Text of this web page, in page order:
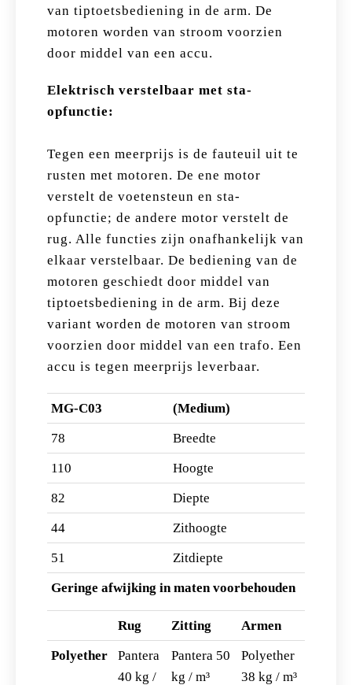
van tiptoetsbediening in de arm. De
motoren worden van stroom voorzien
door middel van een accu.
Elektrisch verstelbaar met sta-
opfunctie:
Tegen een meerprijs is de fauteuil uit te
rusten met motoren. De ene motor
verstelt de voetensteun en sta-
opfunctie; de andere motor verstelt de
rug. Alle functies zijn onafhankelijk van
elkaar verstelbaar. De bediening van de
motoren geschiedt door middel van
tiptoetsbediening in de arm. Bij deze
variant worden de motoren van stroom
voorzien door middel van een trafo. Een
accu is tegen meerprijs leverbaar.
MG-C03
(Medium)
78
Breedte
110
Hoogte
82
Diepte
44
Zithoogte
51
Zitdiepte
Geringe afwijking in maten voorbehouden
Rug Zitting
Armen
Polyether
Pantera
40 kg /
Pantera 50
kg / m³
Polyether
38 kg / m³